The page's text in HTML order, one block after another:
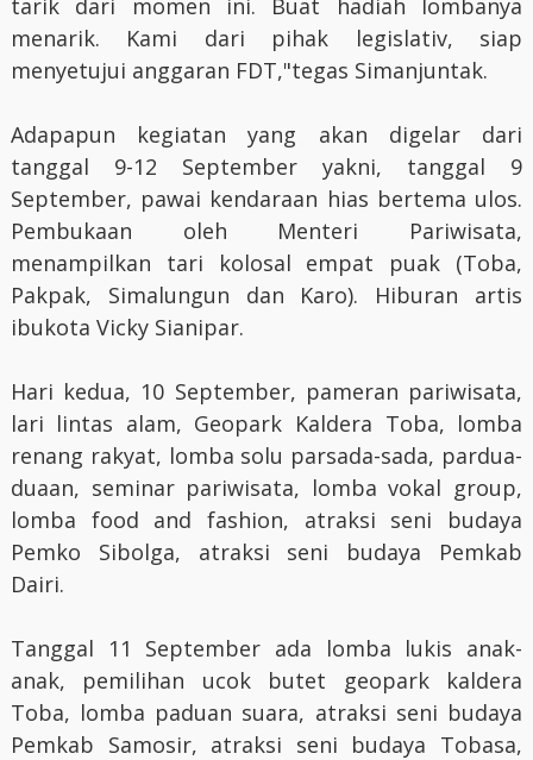
menarik. Kami dari pihak legislativ, siap
menyetujui anggaran FDT,"tegas Simanjuntak.
Adapapun kegiatan yang akan digelar dari
tanggal 9-12 September yakni, tanggal 9
September, pawai kendaraan hias bertema ulos.
Pembukaan oleh Menteri Pariwisata,
menampilkan tari kolosal empat puak (Toba,
Pakpak, Simalungun dan Karo). Hiburan artis
ibukota Vicky Sianipar.
Hari kedua, 10 September, pameran pariwisata,
lari lintas alam, Geopark Kaldera Toba, lomba
renang rakyat, lomba solu parsada-sada, pardua-
duaan, seminar pariwisata, lomba vokal group,
lomba food and fashion, atraksi seni budaya
Pemko Sibolga, atraksi seni budaya Pemkab
Dairi.
Tanggal 11 September ada lomba lukis anak-
anak, pemilihan ucok butet geopark kaldera
Toba, lomba paduan suara, atraksi seni budaya
Pemkab Samosir, atraksi seni budaya Tobasa,